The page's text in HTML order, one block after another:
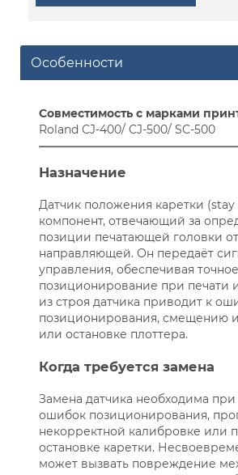
Особенности
Совместимость с марками
Roland CJ-400/ CJ-500/ SC-500
Назначение
Датчик положения каретки
компонент, отвечающий за
позиции печатающей головки
направляющей. Он передаёт
управления, обеспечивая точное
позиционирование при печати
из строя датчика приводит к
позиционирования, смещению
или остановке плоттера.
Когда требуется замена
Замена датчика необходима
ошибок позиционирования,
некорректной калибровке или
остановке каретки.
может вызвать повреждение